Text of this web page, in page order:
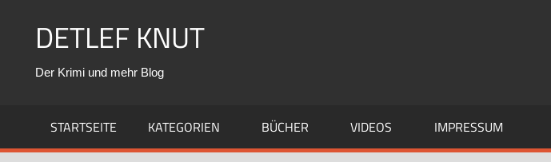
DETLEF KNUT
Der Krimi und mehr Blog
STARTSEITE KATEGORIEN BÜCHER VIDEOS IMPRESSUM